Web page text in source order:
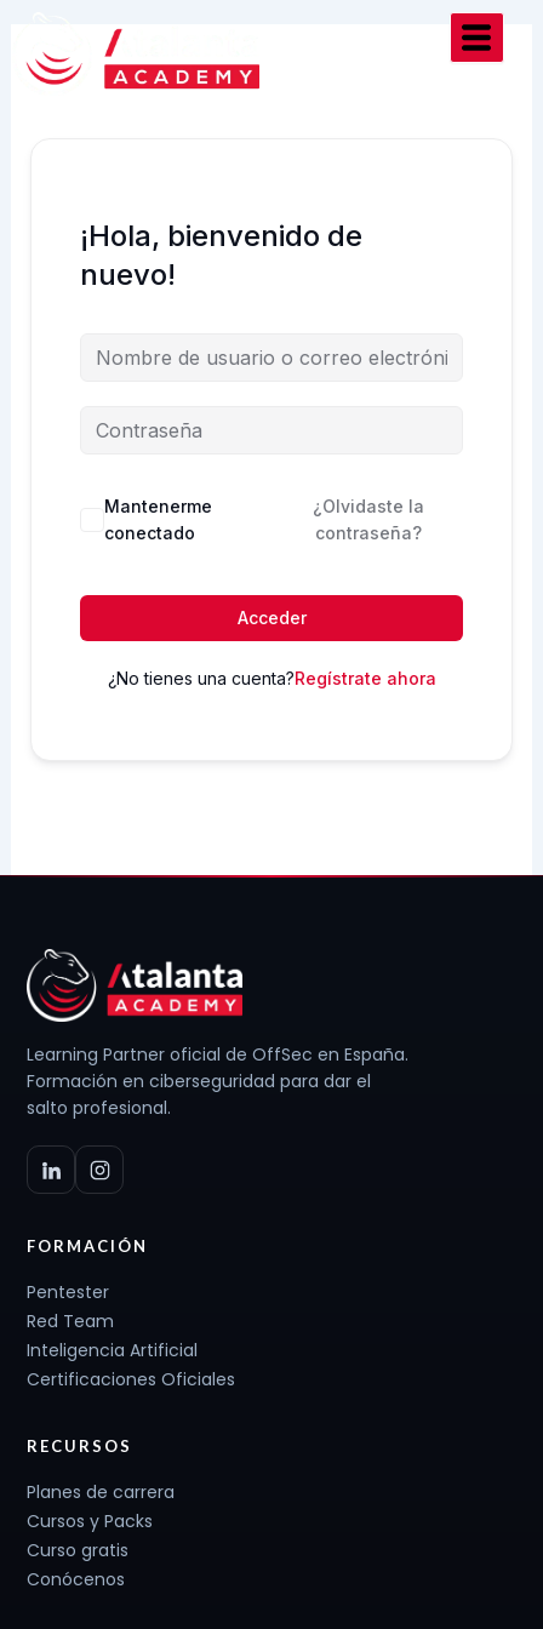
contenido
¡Hola, bienvenido de
nuevo!
Mantenerme
conectado
¿Olvidaste la
contraseña?
Acceder
¿No tienes una cuenta?Regístrate ahora
Learning Partner oficial de OffSec en España.
Formación en ciberseguridad para dar el
salto profesional.
FORMACIÓN
Pentester
Red Team
Inteligencia Artificial
Certificaciones Oficiales
RECURSOS
Planes de carrera
Cursos y Packs
Curso gratis
Conócenos